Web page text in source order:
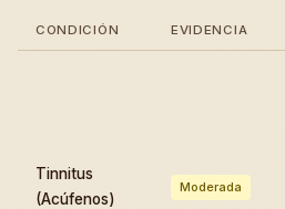
CONDICIÓN EVIDENCIA
Tinnitus
(Acúfenos)
Moderada